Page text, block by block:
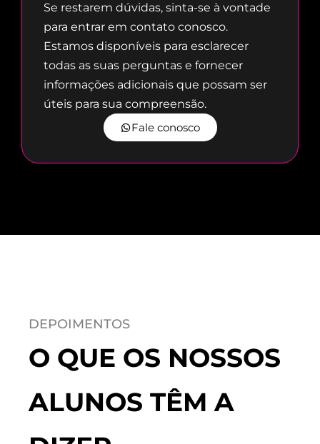
Se restarem dúvidas, sinta-se à vontade
para entrar em contato conosco.
Estamos disponíveis para esclarecer
todas as suas perguntas e fornecer
informações adicionais que possam ser
úteis para sua compreensão.
Fale conosco
DEPOIMENTOS
O QUE OS NOSSOS
ALUNOS TÊM A